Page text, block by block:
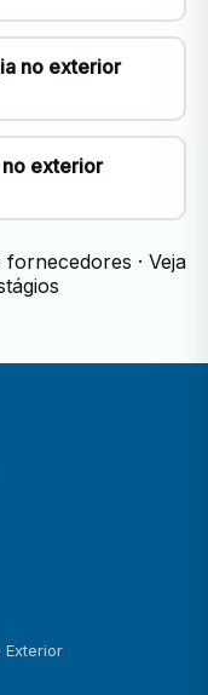
no exterior
exterior
fornecedores · Veja
Exterior